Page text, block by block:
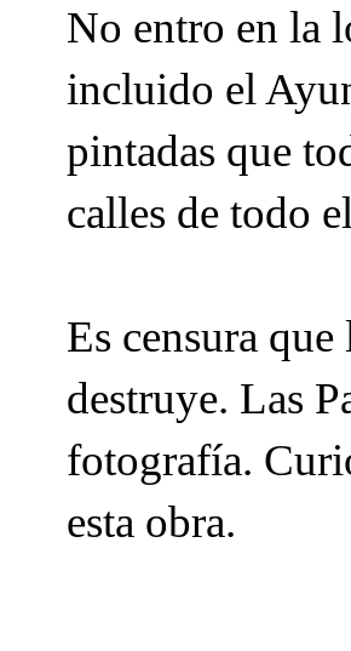
No entro en la
incluido el
pintadas que
calles de todo
Es censura
destruye. Las
fotografía.
esta obra.